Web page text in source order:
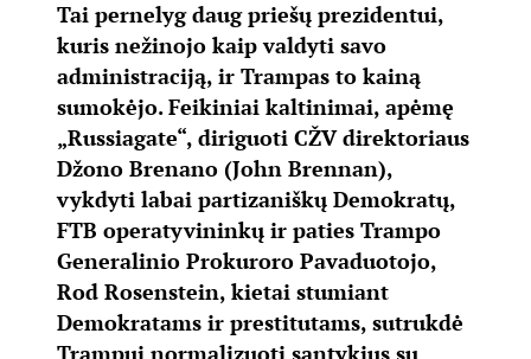
Tai pernelyg daug priešų prezidentui,
kuris nežinojo kaip valdyti savo
administraciją, ir Trampas to kainą
sumokėjo. Feikiniai kaltinimai, apėmę
„Russiagate“, diriguoti CŽV direktoriaus
Džono Brenano (John Brennan),
vykdyti labai partizaniškų Demokratų,
FTB operatyvininkų ir paties Trampo
Generalinio Prokuroro Pavaduotojo,
Rod Rosenstein, kietai stumiant
Demokratams ir prestitutams, sutrukdė